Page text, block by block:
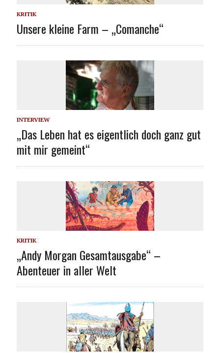
KRITIK
Unsere kleine Farm – „Comanche“
INTERVIEW
„Das Leben hat es eigentlich doch ganz gut
mit mir gemeint“
KRITIK
„Andy Morgan Gesamtausgabe“ –
Abenteuer in aller Welt